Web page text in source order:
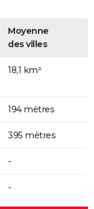
Moyenne
des villes
18,1 km²
194 mètres
395 mètres
-
-